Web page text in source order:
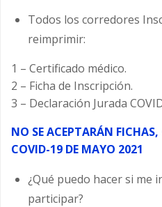
Todos los corredores
reimprimir:
1 – Certificado médico.
2 – Ficha de Inscripción.
3 – Declaración Jurada
NO SE ACEPTARÁN FICHAS,
COVID-19 DE MAYO 2021
¿Qué puedo hacer si me
participar?